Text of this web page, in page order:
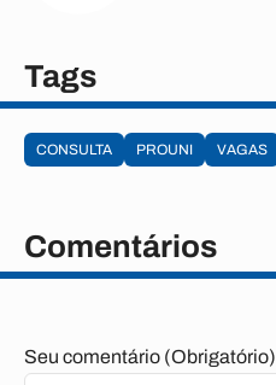
Tags
CONSULTA PROUNI VAGAS
Comentários
Seu comentário (Obrigatório)